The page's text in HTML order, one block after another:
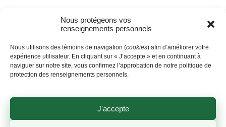
Nous protégeons vos
renseignements personnels
Nous utilisons des témoins de navigation (cookies) afin d’améliorer votre
expérience utilisateur. En cliquant sur « J’accepte » et en continuant à
naviguer sur notre site, vous confirmez l’approbation de notre politique de
protection des renseignements personnels.
J'accepte